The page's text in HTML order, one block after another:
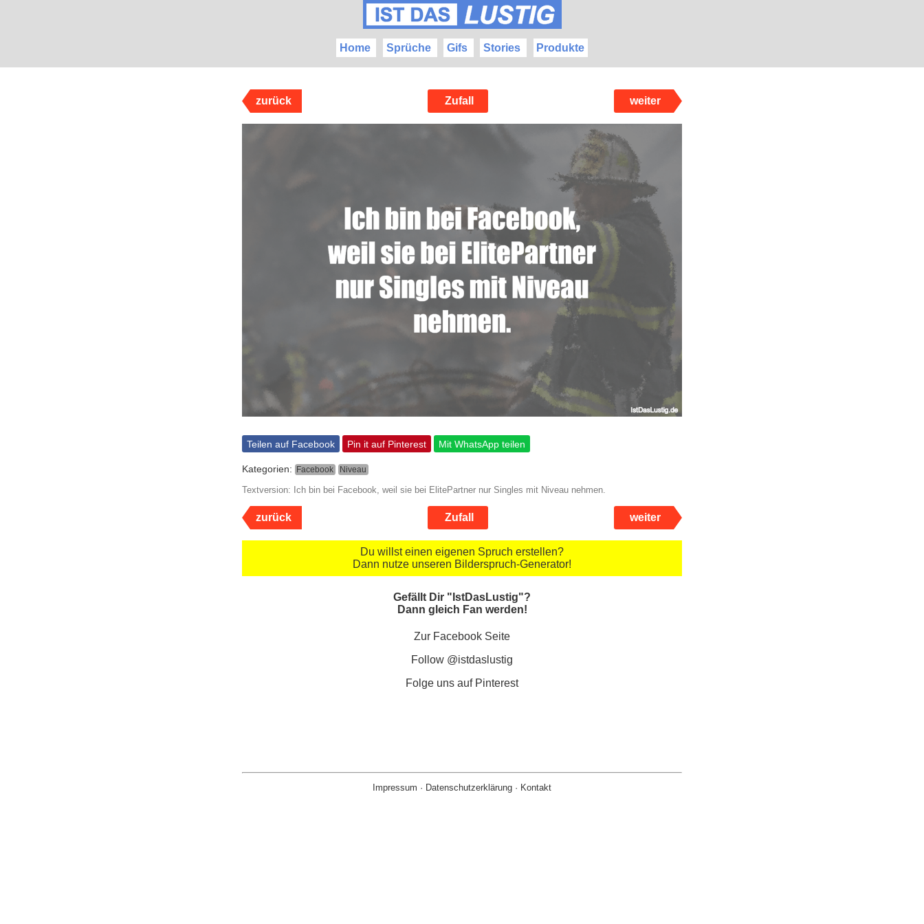
Home Sprüche Gifs Stories Produkte
zurück Zufall weiter
Teilen auf Facebook Pin it auf Pinterest Mit WhatsApp teilen
Kategorien: Facebook Niveau
Textversion: Ich bin bei Facebook, weil sie bei ElitePartner nur Singles mit Niveau nehmen.
zurück Zufall weiter
Du willst einen eigenen Spruch erstellen?
Dann nutze unseren Bilderspruch-Generator!
Gefällt Dir "IstDasLustig"?
Dann gleich Fan werden!
Zur Facebook Seite
Follow @istdaslustig
Folge uns auf Pinterest
Impressum · Datenschutzerklärung · Kontakt